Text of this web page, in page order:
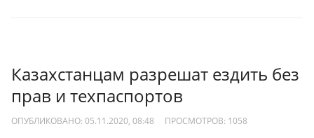
Казахстанцам разрешат ездить без
прав и техпаспортов
ОПУБЛИКОВАНО: 05.11.2020, 08:48 ПРОСМОТРОВ: 1058